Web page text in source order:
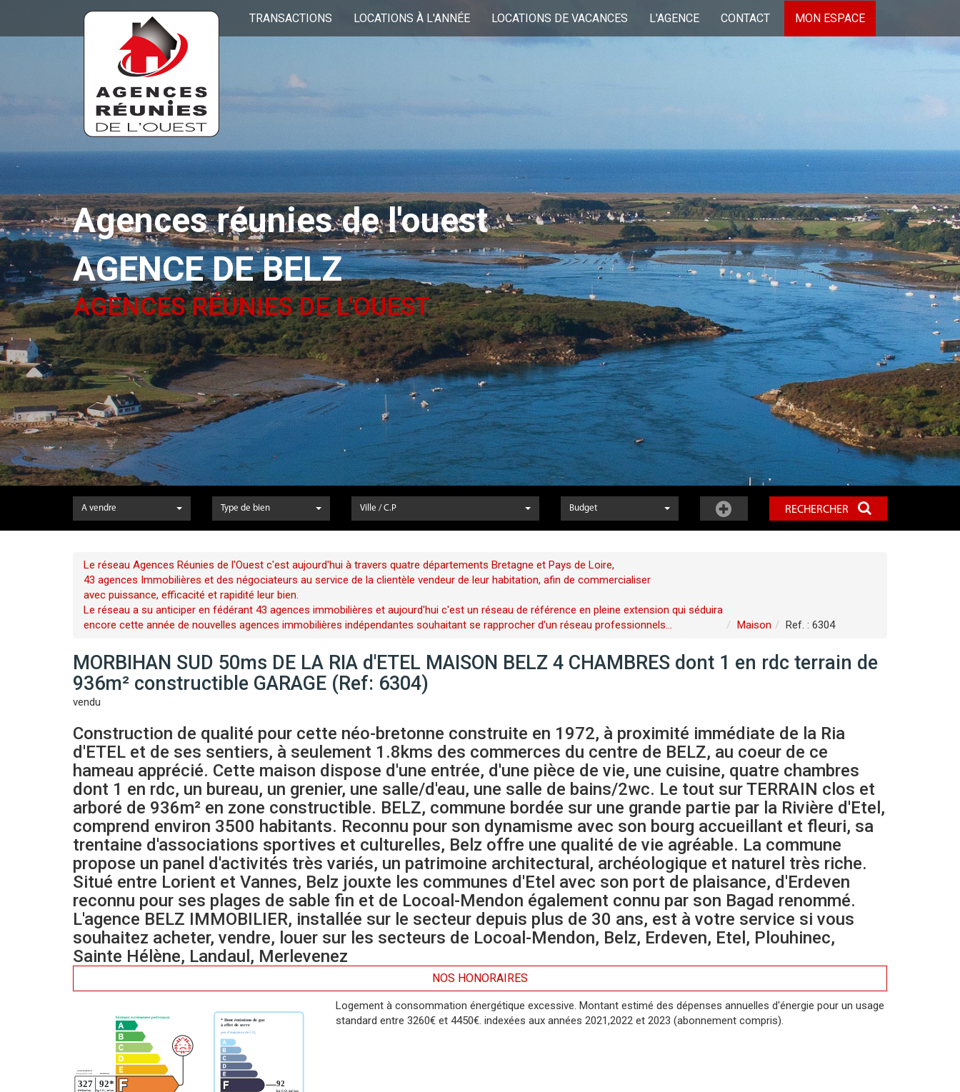
TRANSACTIONS LOCATIONS À L'ANNÉE LOCATIONS DE VACANCES L'AGENCE CONTACT MON ESPACE
Agences réunies de l'ouest
AGENCE DE BELZ
AGENCES RÉUNIES DE L'OUEST
A vendre Type de bien Ville / C.P Budget RECHERCHER
Le réseau Agences Réunies de l'Ouest c'est aujourd'hui à travers quatre départements Bretagne et Pays de Loire,
43 agences Immobilières et des négociateurs au service de la clientèle vendeur de leur habitation, afin de commercialiser
avec puissance, efficacité et rapidité leur bien.
Le réseau a su anticiper en fédérant 43 agences immobilières et aujourd'hui c'est un réseau de référence en pleine extension qui séduira
encore cette année de nouvelles agences immobilières indépendantes souhaitant se rapprocher d'un réseau professionnels...
Maison Ref. : 6304
MORBIHAN SUD 50ms DE LA RIA d'ETEL MAISON BELZ 4 CHAMBRES dont 1 en rdc terrain de
936m² constructible GARAGE (Ref: 6304)
vendu
Construction de qualité pour cette néo-bretonne construite en 1972, à proximité immédiate de la Ria
d'ETEL et de ses sentiers, à seulement 1.8kms des commerces du centre de BELZ, au coeur de ce
hameau apprécié. Cette maison dispose d'une entrée, d'une pièce de vie, une cuisine, quatre chambres
dont 1 en rdc, un bureau, un grenier, une salle/d'eau, une salle de bains/2wc. Le tout sur TERRAIN clos et
arboré de 936m² en zone constructible. BELZ, commune bordée sur une grande partie par la Rivière d'Etel,
comprend environ 3500 habitants. Reconnu pour son dynamisme avec son bourg accueillant et fleuri, sa
trentaine d'associations sportives et culturelles, Belz offre une qualité de vie agréable. La commune
propose un panel d'activités très variés, un patrimoine architectural, archéologique et naturel très riche.
Situé entre Lorient et Vannes, Belz jouxte les communes d'Etel avec son port de plaisance, d'Erdeven
reconnu pour ses plages de sable fin et de Locoal-Mendon également connu par son Bagad renommé.
L'agence BELZ IMMOBILIER, installée sur le secteur depuis plus de 30 ans, est à votre service si vous
souhaitez acheter, vendre, louer sur les secteurs de Locoal-Mendon, Belz, Erdeven, Etel, Plouhinec,
Sainte Hélène, Landaul, Merlevenez
NOS HONORAIRES
Logement à consommation énergétique excessive. Montant estimé des dépenses annuelles d'énergie pour un usage
standard entre 3260€ et 4450€. indexées aux années 2021,2022 et 2023 (abonnement compris).